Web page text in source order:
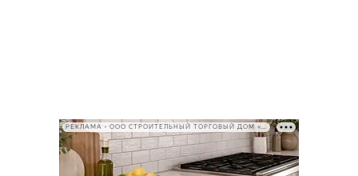
РЕКЛАМА • ООО СТРОИТЕЛЬНЫЙ ТОРГОВЫЙ ДОМ «ПЕТРОВИЧ», ИНН 7802348846